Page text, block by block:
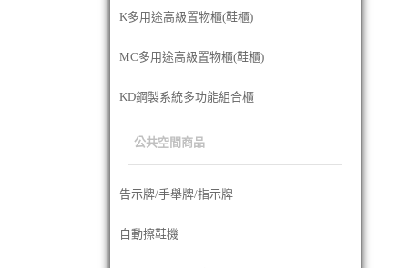
K多用途高級置物櫃(鞋櫃)
MC多用途高級置物櫃(鞋櫃)
KD鋼製系統多功能組合櫃
公共空間商品
告示牌/手舉牌/指示牌
自動擦鞋機